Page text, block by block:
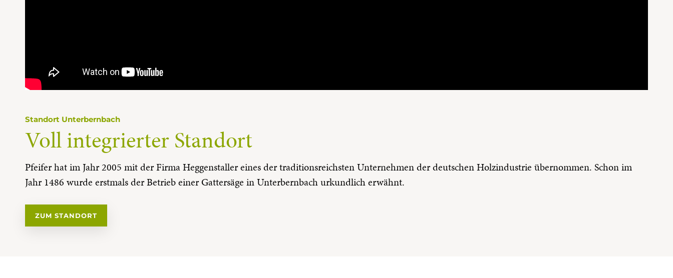
Standort Unterbernbach
Voll integrierter Standort
Pfeifer hat im Jahr 2005 mit der Firma Heggenstaller eines der traditionsreichsten Unternehmen der deutschen Holzindustrie übernommen. Schon im
Jahr 1486 wurde erstmals der Betrieb einer Gattersäge in Unterbernbach urkundlich erwähnt.
ZUM STANDORT